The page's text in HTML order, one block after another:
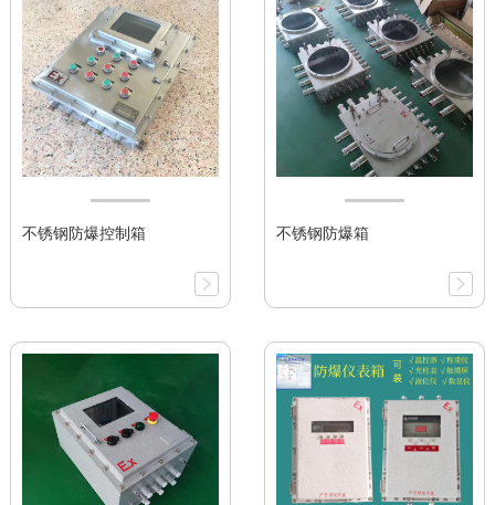
不锈钢防爆控制箱 不锈钢防爆箱